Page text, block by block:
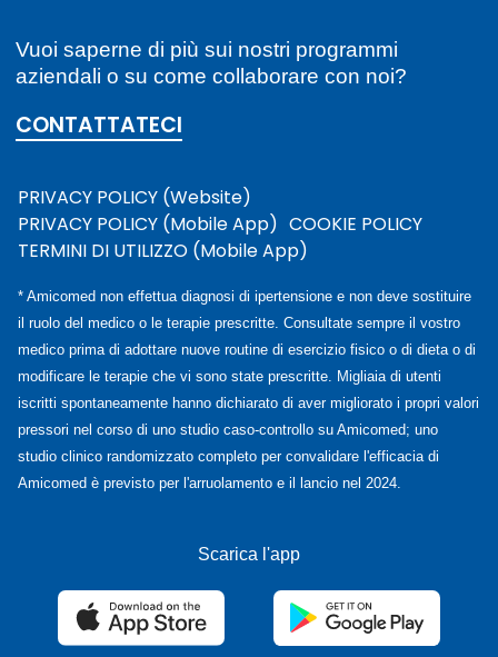
Vuoi saperne di più sui nostri programmi
aziendali o su come collaborare con noi?
CONTATTATECI
PRIVACY POLICY (Website)
PRIVACY POLICY (Mobile App) COOKIE POLICY
TERMINI DI UTILIZZO (Mobile App)
* Amicomed non effettua diagnosi di ipertensione e non deve sostituire
il ruolo del medico o le terapie prescritte. Consultate sempre il vostro
medico prima di adottare nuove routine di esercizio fisico o di dieta o di
modificare le terapie che vi sono state prescritte. Migliaia di utenti
iscritti spontaneamente hanno dichiarato di aver migliorato i propri valori
pressori nel corso di uno studio caso-controllo su Amicomed; uno
studio clinico randomizzato completo per convalidare l'efficacia di
Amicomed è previsto per l'arruolamento e il lancio nel 2024.
Scarica l'app